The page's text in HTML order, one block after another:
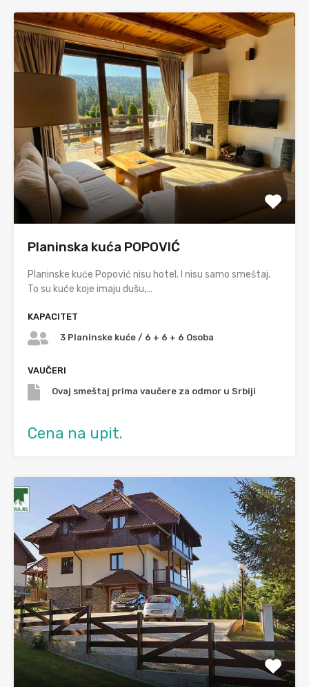
Planinska kuća POPOVIĆ
Planinske kuće Popović nisu hotel. I nisu samo smeštaj.
To su kuće koje imaju dušu,…
KAPACITET
3 Planinske kuće / 6 + 6 + 6 Osoba
VAUČERI
Ovaj smeštaj prima vaučere za odmor u Srbiji
Cena na upit.